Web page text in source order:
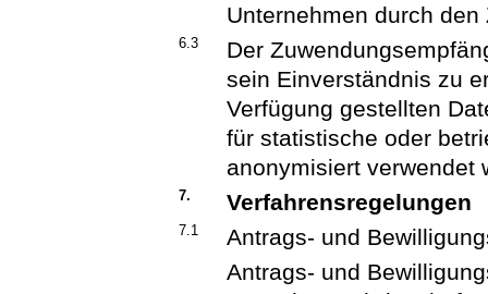
Unternehmen durch
6.3
Der
sein Einverständnis zu
Verfügung gestellten
für statistische oder
anonymisiert verwendet
7. Verfahrensregelungen
7.1
Antrags- und
Antrags- und